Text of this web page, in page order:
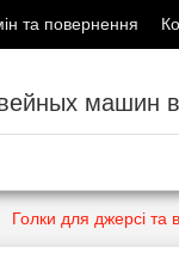
та повернення
машин
Голки для джерсі